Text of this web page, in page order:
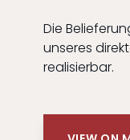
Die
unseres
realisierbar.